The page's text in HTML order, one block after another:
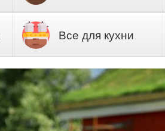
Все для кухни